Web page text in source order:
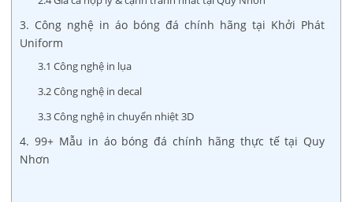
3. Công nghệ in áo bóng đá chính hãng tại Khởi Phát
Uniform
3.1 Công nghệ in lụa
3.2 Công nghệ in decal
3.3 Công nghệ in chuyển nhiệt 3D
4. 99+ Mẫu in áo bóng đá chính hãng thực tế tại Quy
Nhơn